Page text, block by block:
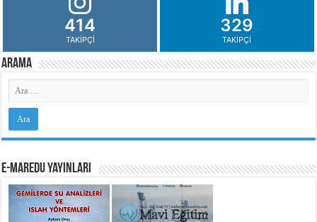
414
TAKIPÇI
329
TAKIPÇI
Arama
e-MarEdu Yayınları